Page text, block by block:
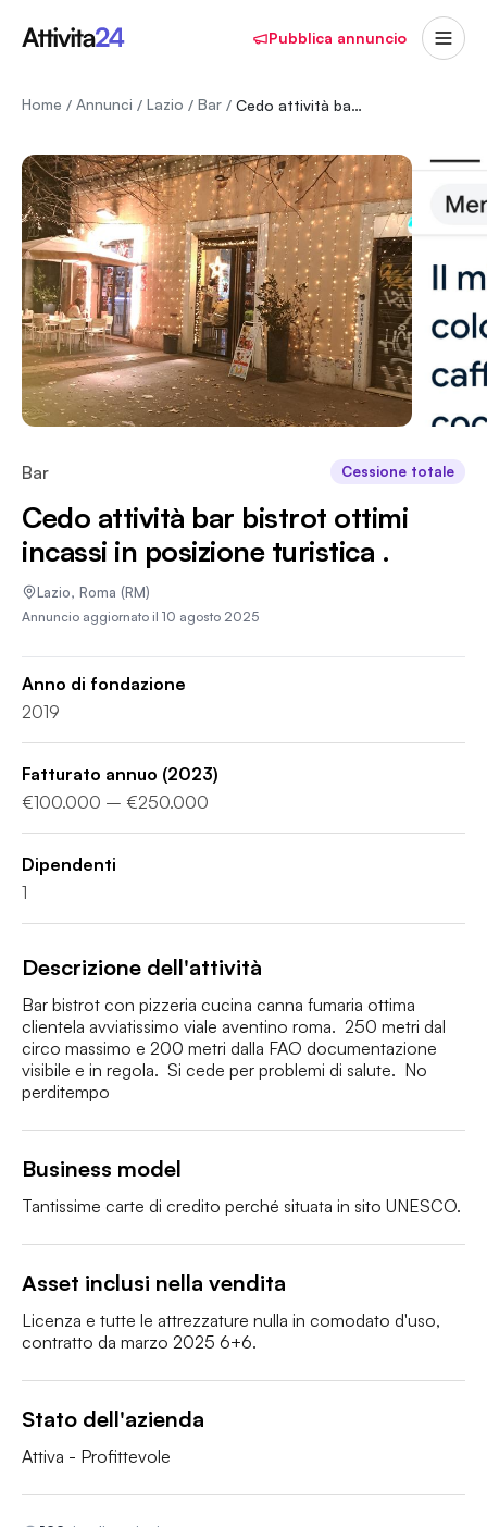
Pubblica annuncio
Home / Annunci / Lazio / Bar / Cedo attività bar bistrot ottimi incassi in posizione turistica .
Bar Cessione totale
Cedo attività bar bistrot ottimi
incassi in posizione turistica .
Lazio, Roma (RM)
Annuncio aggiornato il 10 agosto 2025
Anno di fondazione
2019
Fatturato annuo (2023)
€100.000 – €250.000
Dipendenti
1
Descrizione dell'attività
Bar bistrot con pizzeria cucina canna fumaria ottima
clientela avviatissimo viale aventino roma.  250 metri dal
circo massimo e 200 metri dalla FAO documentazione
visibile e in regola.  Si cede per problemi di salute.  No
perditempo
Business model
Tantissime carte di credito perché situata in sito UNESCO.
Asset inclusi nella vendita
Licenza e tutte le attrezzature nulla in comodato d'uso,
contratto da marzo 2025 6+6.
Stato dell'azienda
Attiva - Profittevole